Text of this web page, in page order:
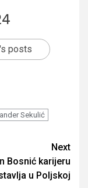
posts
Sekulić
Next
Bosnić karijeru
u Poljskoj